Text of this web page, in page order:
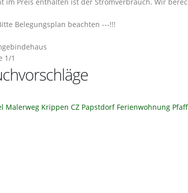
Belegungsplan beachten ---!!!
1/1
Malerweg Krippen CZ Papstdorf Ferienwohnung